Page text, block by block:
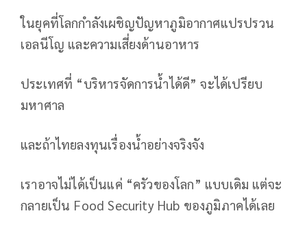
ในยุคที่โลกกำลังเผชิญปัญหาภูมิอากาศแปรปรวน
เอลนีโญ และความเสี่ยงด้านอาหาร
ประเทศที่ “บริหารจัดการน้ำได้ดี” จะได้เปรียบ
มหาศาล
และถ้าไทยลงทุนเรื่องน้ำอย่างจริงจัง
เราอาจไม่ได้เป็นแค่ “ครัวของโลก” แบบเดิม แต่จะ
กลายเป็น Food Security Hub ของภูมิภาคได้เลย